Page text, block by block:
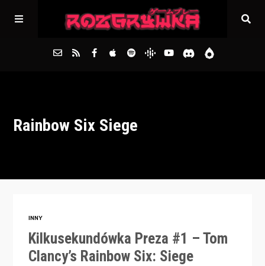
Archiwum
Rainbow Six Siege
INNY
Kilkusekundówka Preza #1 – Tom
Clancy’s Rainbow Six: Siege